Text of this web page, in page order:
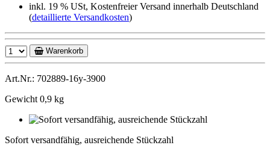
inkl. 19 % USt, Kostenfreier Versand innerhalb Deutschland
(detaillierte Versandkosten)
Warenkorb
Art.Nr.: 702889-16y-3900
Gewicht 0,9 kg
Sofort versandfähig, ausreichende Stückzahl